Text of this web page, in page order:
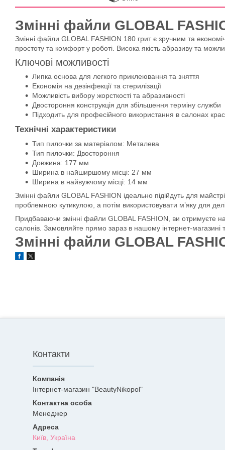
Змінні файли GLOBAL
Змінні файли GLOBAL FASHION 180 грит є зручним та
простоту та комфорт у роботі. Висока якість абразиву та
Ключові можливості
Липка основа для легкого приклеювання та зняття
Економія на дезінфекції та стерилізації
Можливість вибору жорсткості та абразивності
Двостороння конструкція для збільшення терміну служби
Підходить для професійного використання в салонах
Технічні характеристики
Тип пилочки за матеріалом: Металева
Тип пилочки: Двостороння
Довжина: 177 мм
Ширина в найширшому місці: 27 мм
Ширина в найвужчому місці: 14 мм
Змінні файли GLOBAL FASHION ідеально підійдуть для
проблемною кутикулою, а потім використовувати м’яку для
Придбаваючи змінні файли GLOBAL FASHION, ви отримуєте
салонів. Замовляйте прямо зараз в нашому інтернет-магазині
Змінні файли GLOBAL
Контакти
Інтернет-магазин "BeautyNikopol"
Менеджер
Київ, Україна